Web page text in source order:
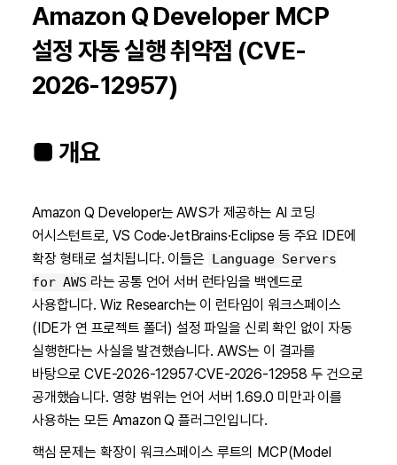
Amazon Q Developer MCP
설정 자동 실행 취약점 (CVE-
2026-12957)
■ 개요
Amazon Q Developer는 AWS가 제공하는 AI 코딩
어시스턴트로, VS Code·JetBrains·Eclipse 등 주요 IDE에
확장 형태로 설치됩니다. 이들은 Language Servers
for AWS 라는 공통 언어 서버 런타임을 백엔드로
사용합니다. Wiz Research는 이 런타임이 워크스페이스
(IDE가 연 프로젝트 폴더) 설정 파일을 신뢰 확인 없이 자동
실행한다는 사실을 발견했습니다. AWS는 이 결과를
바탕으로 CVE-2026-12957·CVE-2026-12958 두 건으로
공개했습니다. 영향 범위는 언어 서버 1.69.0 미만과 이를
사용하는 모든 Amazon Q 플러그인입니다.
핵심 문제는 확장이 워크스페이스 루트의 MCP(Model